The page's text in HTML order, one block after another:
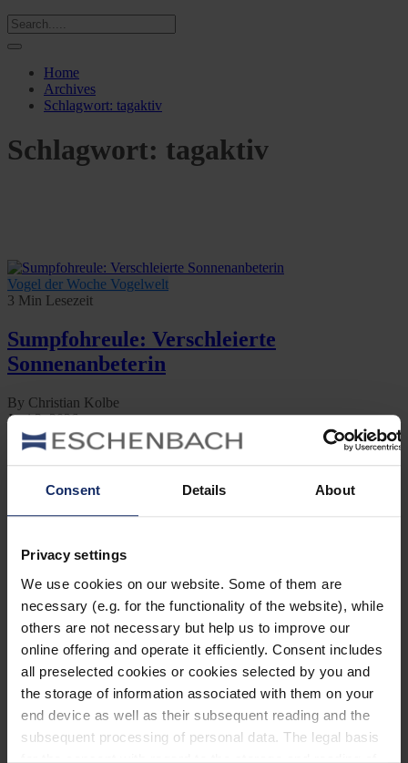
Consent Details About
Privacy settings
We use cookies on our website. Some of them are
necessary (e.g. for the functionality of the website), while
others are not necessary but help us to improve our
online offering and operate it efficiently. Consent includes
all preselected cookies or cookies selected by you and
the storage of information associated with them on your
end device as well as their subsequent reading and the
subsequent processing of personal data. The legal basis
for the consent with regard to the storage and reading of
Home
Archives
Schlagwort: tagaktiv
Schlagwort: tagaktiv
Vogel der Woche Vogelwelt
3 Min Lesezeit
Sumpfohreule: Verschleierte
Sonnenanbeterin
By Christian Kolbe
Juni 3, 2026
Jetzt lesen
Kategorien
Ausrüstung
Reisen
Tier des Monats
Vogel des Jahres
Vogelwelt
Neueste Beiträge
Können Vögel träumen?
Wer schon einmal einen schlafenden Hund mit zuckenden Pfoten
oder einen Vogel mit geschlossenen Augen beobachtet hat, hat sich